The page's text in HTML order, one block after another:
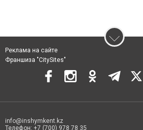
Реклама на сайте
Франшиза "CitySites"
info@inshymkent.kz
Телефон: +7 (700) 978 78 35